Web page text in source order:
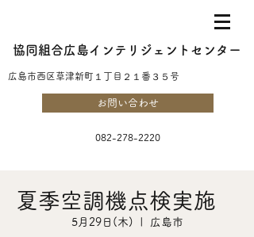
協同組合広島インテリジェントセンター
​広島市西区草津新町１丁目２１番３５号
お問い合わせ
082-278-2220
夏季空調機点検実施
5月29日(木) 広島市